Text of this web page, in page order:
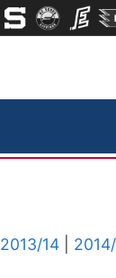
2013/14